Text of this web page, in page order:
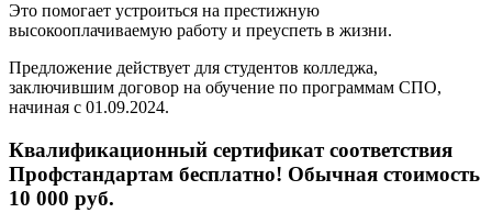
Это помогает устроиться на престижную
высокооплачиваемую работу и преуспеть в жизни.
Предложение действует для студентов колледжа,
заключившим договор на обучение по программам СПО,
начиная с 01.09.2024.
Квалификационный сертификат соответствия
Профстандартам бесплатно! Обычная стоимость
10 000 руб.